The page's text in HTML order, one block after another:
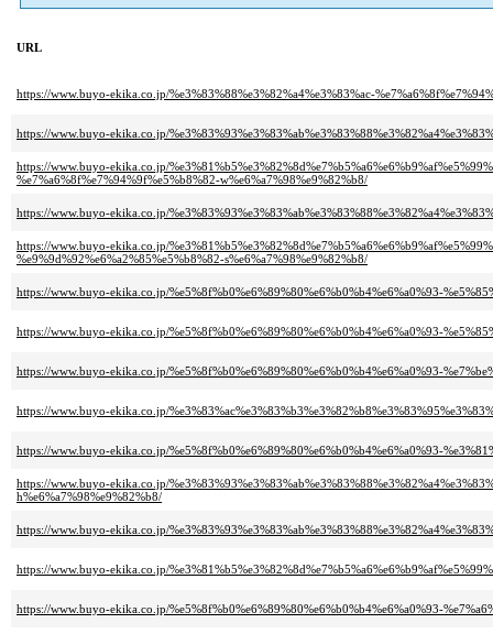
URL
https://www.buyo-ekika.co.jp/%e3%83%88%e3%82%a4%e3%83%ac-
https://www.buyo-ekika.co.jp/
https://www.buyo-ekika.co.jp/
%e7%a6%8f%e7%94%9f%e5%b8%82-w%e6%a7%98%e9%82%b8/
https://www.buyo-ekika.co.jp/
https://www.buyo-ekika.co.jp/
%e9%9d%92%e6%a2%85%e5%b8%82-s%e6%a7%98%e9%82%b8/
https://www.buyo-ekika.co.jp/%e5%8f%b0%e6%89%80%e6%b0%b4%e6%a0%93-
https://www.buyo-ekika.co.jp/%e5%8f%b0%e6%89%80%e6%b0%b4%e6%a0%93-
https://www.buyo-ekika.co.jp/%e5%8f%b0%e6%89%80%e6%b0%b4%e6%a0%93-
https://www.buyo-ekika.co.jp/
https://www.buyo-ekika.co.jp/%e5%8f%b0%e6%89%80%e6%b0%b4%e6%a0%93-
https://www.buyo-ekika.co.jp/
h%e6%a7%98%e9%82%b8/
https://www.buyo-ekika.co.jp/
https://www.buyo-ekika.co.jp/
https://www.buyo-ekika.co.jp/%e5%8f%b0%e6%89%80%e6%b0%b4%e6%a0%93-